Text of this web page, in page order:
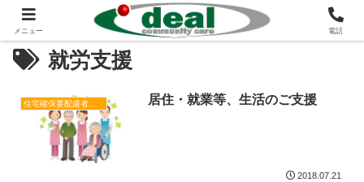
就労支援
住宅確保要配慮者居住支援 居住・就業等、生活のご支援
2018.07.21
メニュー 電話